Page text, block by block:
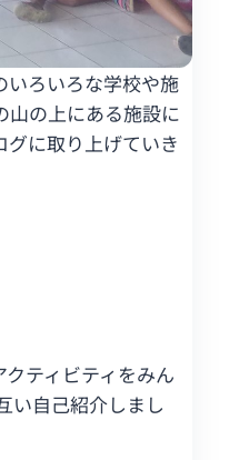
いろいろな学校や施
山の上にある施設に
に取り上げていき
ティビティをみん
い自己紹介しまし